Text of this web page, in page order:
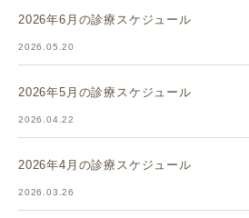
2026年6月の診療スケジュール
2026.05.20
2026年5月の診療スケジュール
2026.04.22
2026年4月の診療スケジュール
2026.03.26